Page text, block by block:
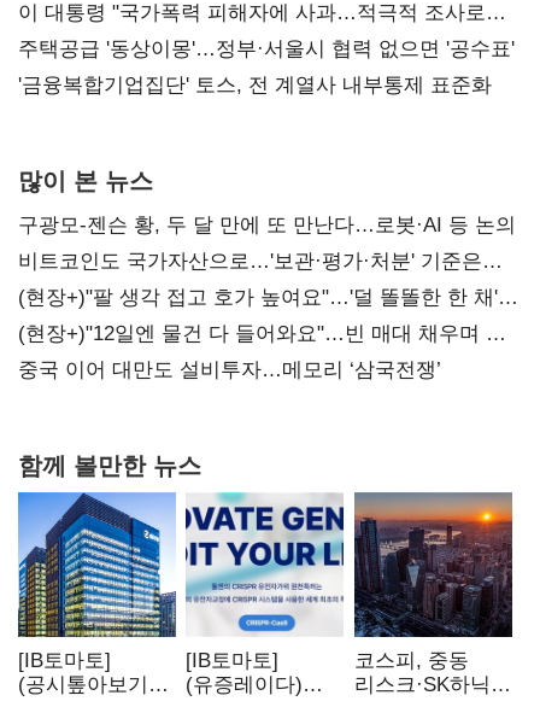
총선 지휘 못해"
이 대통령 "국가폭력 피해자에 사과…적극적 조사로
진실 밝혀야"
주택공급 '동상이몽'…정부·서울시 협력 없으면 '공수표'
'금융복합기업집단' 토스, 전 계열사 내부통제 표준화
많이 본 뉴스
구광모-젠슨 황, 두 달 만에 또 만난다…로봇·AI 등 논의
비트코인도 국가자산으로…'보관·평가·처분' 기준은
숙제
(현장+)"팔 생각 접고 호가 높여요"…'덜 똘똘한 한 채'
20억 키맞추기
(현장+)"12일엔 물건 다 들어와요"…빈 매대 채우며 문
연 홈플러스
중국 이어 대만도 설비투자…메모리 ‘삼국전쟁’
함께 볼만한 뉴스
[IB토마토]
(공시톺아보기)
[IB토마토]
(유증레이다)
코스피, 중동
리스크·SK하닉